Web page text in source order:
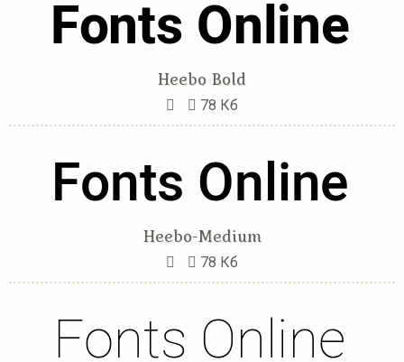
Heebo Bold
78 Кб
Heebo-Medium
78 Кб